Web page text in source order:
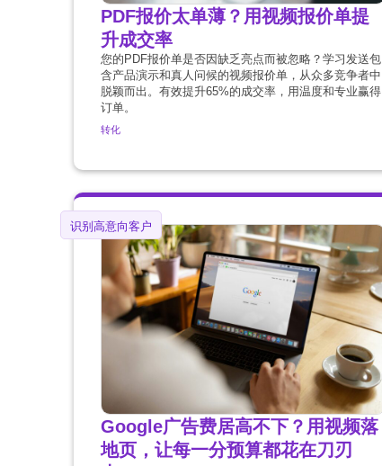
PDF报价太单薄？用视频报价单提
升成交率
您的PDF报价单是否因缺乏亮点而被忽略？学习发送包
含产品演示和真人问候的视频报价单，从众多竞争者中
脱颖而出。有效提升65%的成交率，用温度和专业赢得
订单。
转化
Google广告费居高不下？用视频落
地页，让每一分预算都花在刀刃
识别高意向客户